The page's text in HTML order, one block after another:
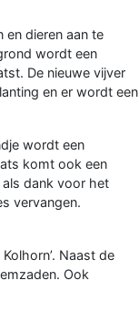
en dieren aan te
wordt een
De nieuwe vijver
en er wordt een
wordt een
komt ook een
dank voor het
vervangen.
Naast de
Ook